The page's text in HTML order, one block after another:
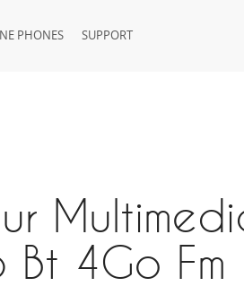
PHONES SUPPORT
Bt 4Go Fm